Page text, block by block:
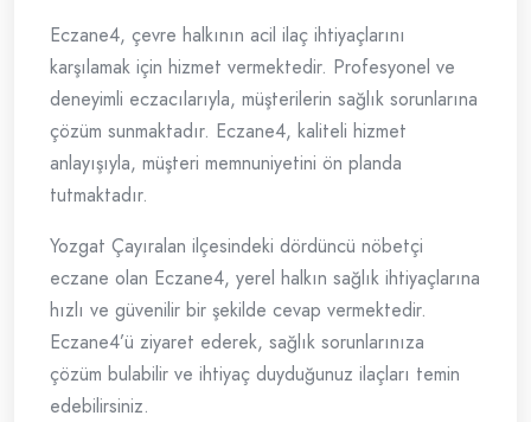
Eczane4, çevre halkının acil ilaç ihtiyaçlarını
karşılamak için hizmet vermektedir. Profesyonel ve
deneyimli eczacılarıyla, müşterilerin sağlık sorunlarına
çözüm sunmaktadır. Eczane4, kaliteli hizmet
anlayışıyla, müşteri memnuniyetini ön planda
tutmaktadır.
Yozgat Çayıralan ilçesindeki dördüncü nöbetçi
eczane olan Eczane4, yerel halkın sağlık ihtiyaçlarına
hızlı ve güvenilir bir şekilde cevap vermektedir.
Eczane4’ü ziyaret ederek, sağlık sorunlarınıza
çözüm bulabilir ve ihtiyaç duyduğunuz ilaçları temin
edebilirsiniz.